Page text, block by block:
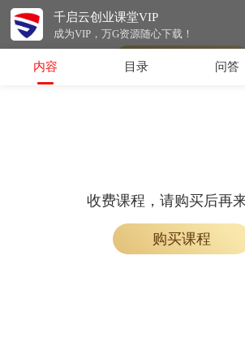
千启云创业课堂VIP
成为VIP，万G资源随心下载！
会员专属课程，请开通会
内容 目录 问答
收费课程，请购买后再
购买课程